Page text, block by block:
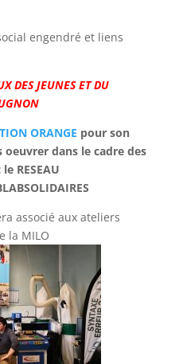
engendré et liens
DES JEUNES ET DU
ORANGE pour son
dans le cadre des
RESEAU
associé aux ateliers
la MILO